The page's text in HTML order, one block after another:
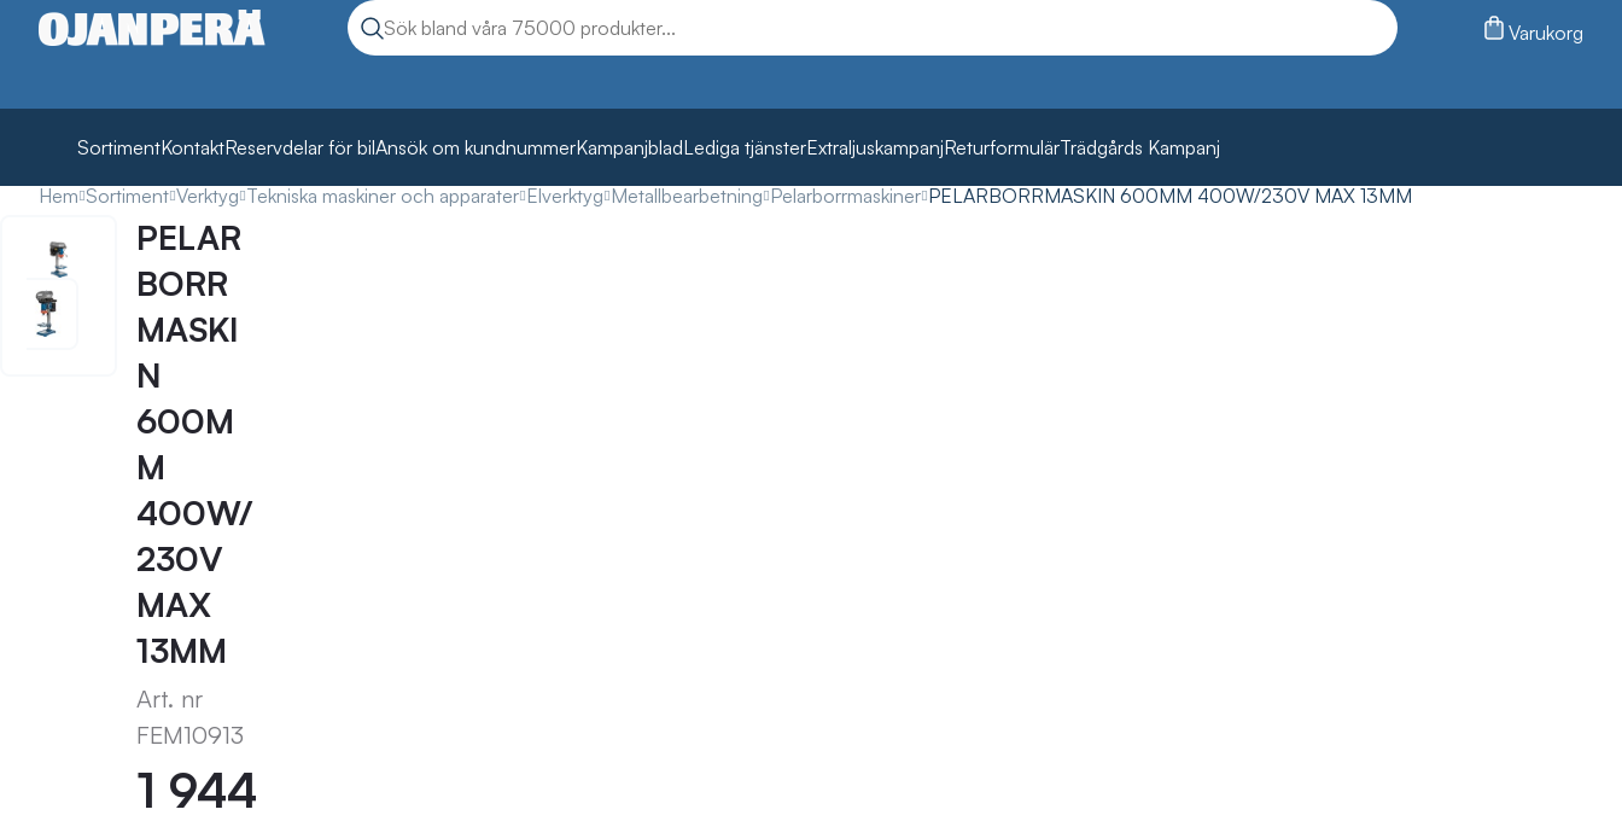
Sök produkter
Sök Varukorg
SortimentKontaktReservdelar för bilAnsök om kundnummerKampanjbladLediga tjänsterExtraljuskampanjReturformulärTrädgårds Kampanj
Hem Sortiment Verktyg Tekniska maskiner och apparater Elverktyg Metallbearbetning Pelarborrmaskiner PELARBORRMASKIN 600MM 400W/230V MAX 13MM
PELAR
BORR
MASKI
N
600M
M
400W/
230V
MAX
13MM
Art. nr
FEM10913
1 944